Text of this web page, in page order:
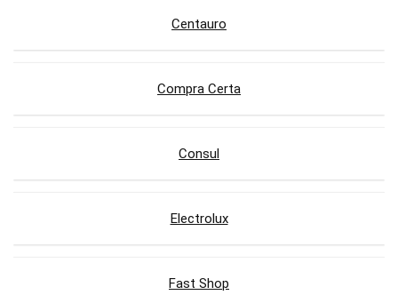
Centauro
Compra Certa
Consul
Electrolux
Fast Shop